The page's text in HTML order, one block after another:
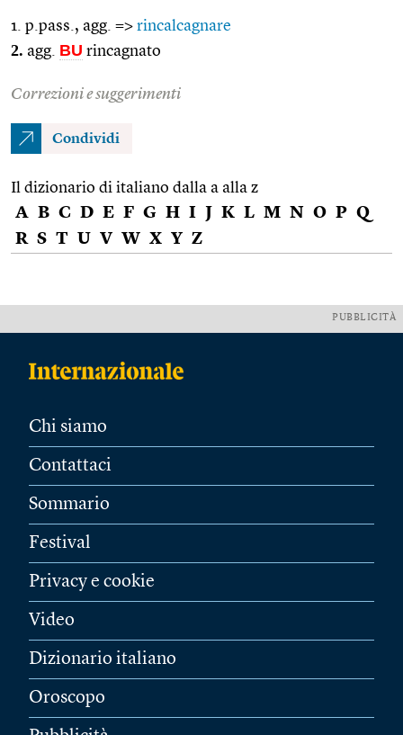
1. p.pass., agg. => rincalcagnare
2. agg. BU rincagnato
Correzioni e suggerimenti
Condividi
Il dizionario di italiano dalla a alla z
A B C D E F G H I J K L M N O P Q
R S T U V W X Y Z
PUBBLICITÀ
Chi siamo
Contattaci
Sommario
Festival
Privacy e cookie
Video
Dizionario italiano
Oroscopo